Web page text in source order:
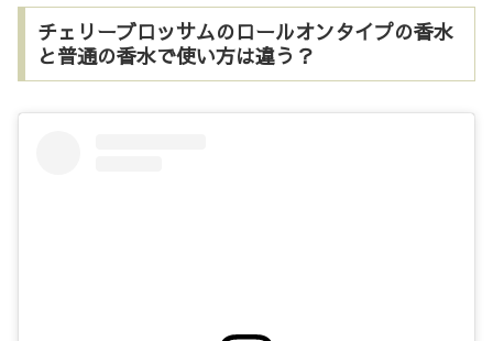
チェリーブロッサムのロールオンタイプの香水
と普通の香水で使い方は違う？